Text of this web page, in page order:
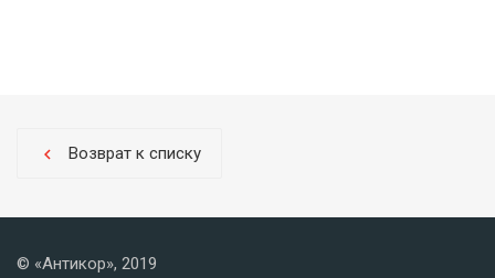
chevron_left Возврат к списку
© «Антикор», 2019